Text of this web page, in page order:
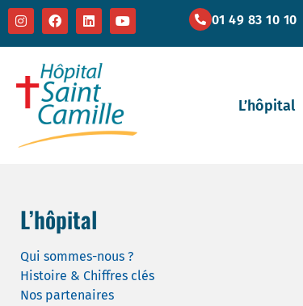
01 49 83 10 10
L’hôpital
L’hôpital
Qui sommes-nous ?
Histoire & Chiffres clés
Nos partenaires